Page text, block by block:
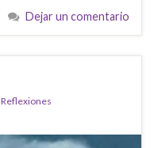
Dejar un comentario
Reflexiones